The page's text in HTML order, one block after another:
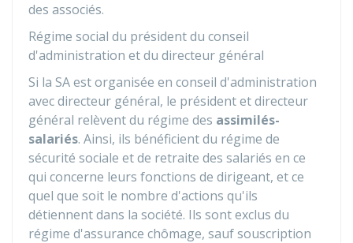
des associés.
Régime social du président du conseil
d'administration et du directeur général
Si la SA est organisée en conseil d'administration
avec directeur général, le président et directeur
général relèvent du régime des assimilés-
salariés. Ainsi, ils bénéficient du régime de
sécurité sociale et de retraite des salariés en ce
qui concerne leurs fonctions de dirigeant, et ce
quel que soit le nombre d'actions qu'ils
détiennent dans la société. Ils sont exclus du
régime d'assurance chômage, sauf souscription